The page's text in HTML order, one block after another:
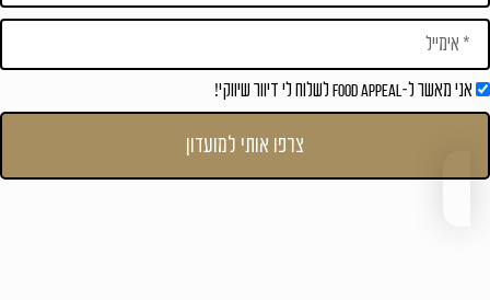
אני מאשר ל-Food Appeal לשלוח לי דיוור שיווקי!
צרפו אותי למועדון